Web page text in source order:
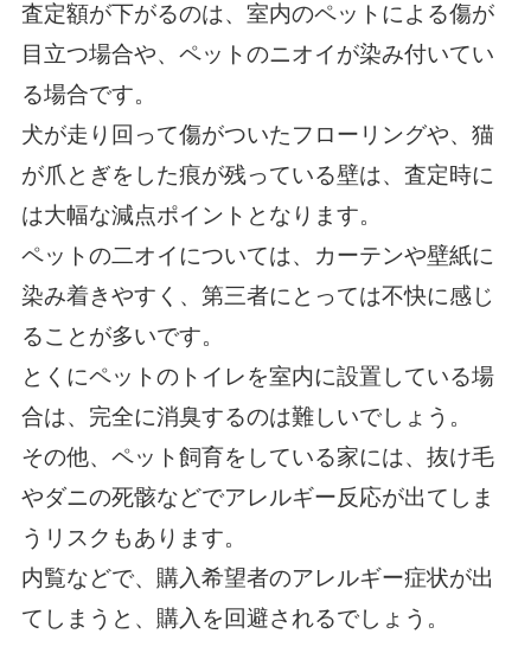
査定額が下がるのは、室内のペットによる傷が
目立つ場合や、ペットのニオイが染み付いてい
る場合です。
犬が走り回って傷がついたフローリングや、猫
が爪とぎをした痕が残っている壁は、査定時に
は大幅な減点ポイントとなります。
ペットの二オイについては、カーテンや壁紙に
染み着きやすく、第三者にとっては不快に感じ
ることが多いです。
とくにペットのトイレを室内に設置している場
合は、完全に消臭するのは難しいでしょう。
その他、ペット飼育をしている家には、抜け毛
やダニの死骸などでアレルギー反応が出てしま
うリスクもあります。
内覧などで、購入希望者のアレルギー症状が出
てしまうと、購入を回避されるでしょう。